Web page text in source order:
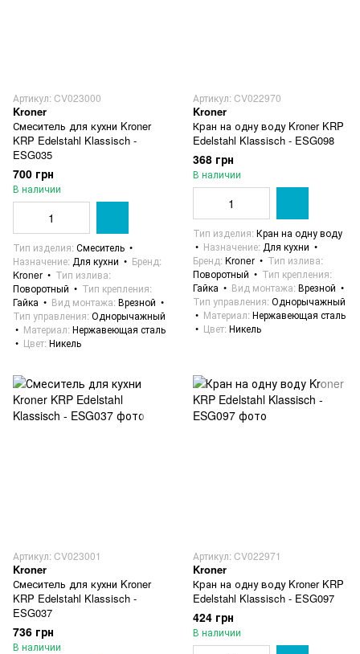
Артикул: CV023000
Kroner
Смеситель для кухни Kroner
KRP Edelstahl Klassisch -
ESG035
700 грн
В наличии
Тип изделия Смеситель
Назначение Для кухни
Бренд
Kroner
Тип излива
Поворотный
Тип крепления
Гайка
Вид монтажа Врезной
Тип управления Однорычажный
Материал Нержавеющая сталь
Цвет Никель
Артикул: CV022970
Kroner
Кран на одну воду Kroner KRP
Edelstahl Klassisch - ESG098
368 грн
В наличии
Тип изделия Кран на одну воду
Назначение Для кухни
Бренд Kroner
Тип излива
Поворотный
Тип крепления
Гайка
Вид монтажа Врезной
Тип управления Однорычажный
Материал Нержавеющая сталь
Цвет Никель
Артикул: CV023001
Kroner
Смеситель для кухни Kroner
KRP Edelstahl Klassisch -
ESG037
736 грн
В наличии
Артикул: CV022971
Kroner
Кран на одну воду Kroner KRP
Edelstahl Klassisch - ESG097
424 грн
В наличии